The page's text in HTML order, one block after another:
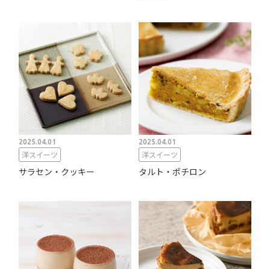
2025.04.01
洋スイーツ
サラセン・クッキー
2025.04.01
洋スイーツ
タルト・ポチロン